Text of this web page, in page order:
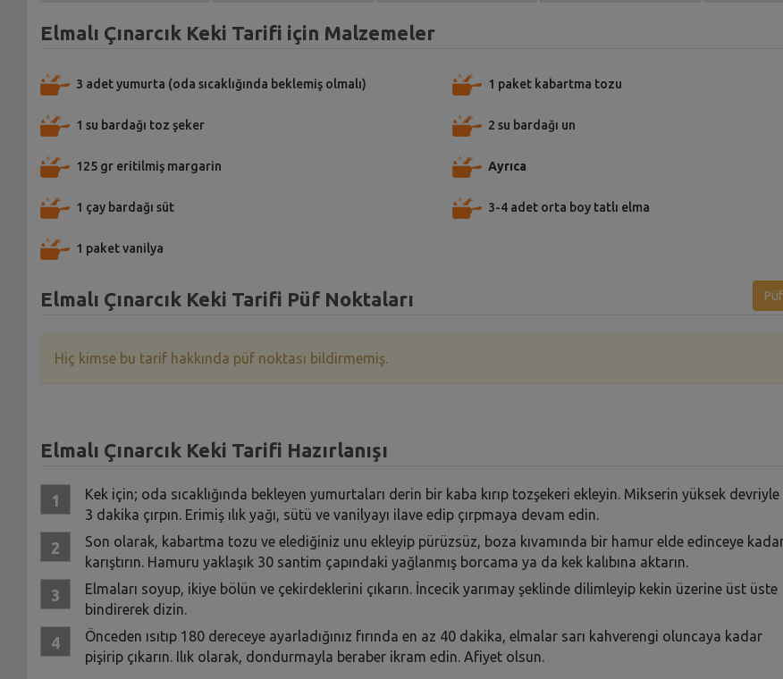
Elmalı Çınarcık Keki Tarifi için Malzemeler
3 adet yumurta (oda sıcaklığında beklemiş olmalı)
1 su bardağı toz şeker
125 gr eritilmiş margarin
1 çay bardağı süt
1 paket vanilya
1 paket kabartma tozu
2 su bardağı un
Ayrıca
3-4 adet orta boy tatlı elma
Elmalı Çınarcık Keki Tarifi Püf Noktaları
Hiç kimse bu tarif hakkında püf noktası bildirmemiş.
Elmalı Çınarcık Keki Tarifi Hazırlanışı
Kek için; oda sıcaklığında bekleyen yumurtaları derin bir kaba kırıp tozşekeri ekleyin. Mikserin yüksek devriyle
3 dakika çırpın. Erimiş ılık yağı, sütü ve vanilyayı ilave edip çırpmaya devam edin.
Son olarak, kabartma tozu ve elediğiniz unu ekleyip pürüzsüz, boza kıvamında bir hamur elde edinceye
karıştırın. Hamuru yaklaşık 30 santim çapındaki yağlanmış borcama ya da kek kalıbına aktarın.
Elmaları soyup, ikiye bölün ve çekirdeklerini çıkarın. İncecik yarımay şeklinde dilimleyip kekin üzerine üst üste
bindirerek dizin.
Önceden ısıtıp 180 dereceye ayarladığınız fırında en az 40 dakika, elmalar sarı kahverengi oluncaya kadar
pişirip çıkarın. Ilık olarak, dondurmayla beraber ikram edin. Afiyet olsun.